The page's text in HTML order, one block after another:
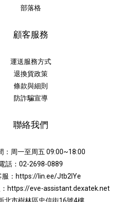
部落格
顧客服務
運送服務方式
退換貨政策
條款與細則
防詐騙宣導
聯絡我們
：周一至周五 09:00~18:00
話：02-2698-0889
： https://lin.ee/Jtb2lYe
https://eve-assistant.dexatek.net
北市樹林區忠信街16號4樓